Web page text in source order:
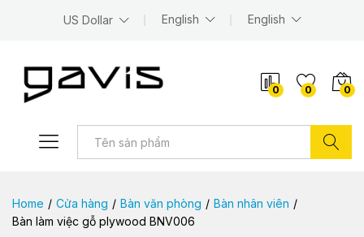
US Dollar English English
0 0 0
Home / Cửa hàng / Bàn văn phòng / Bàn nhân viên /
Bàn làm việc gỗ plywood BNV006